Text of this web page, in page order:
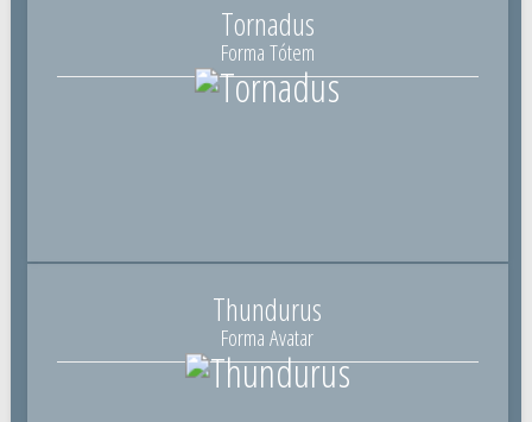
Tornadus
Forma Tótem
Thundurus
Forma Avatar